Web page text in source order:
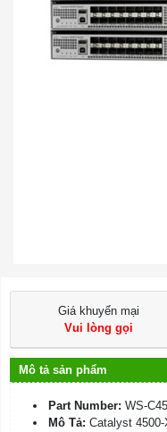
Giá khuyến mại
Vui lòng gọi
Mô tả sản phẩm
Part Number: WS-
Mô Tả: Catalyst